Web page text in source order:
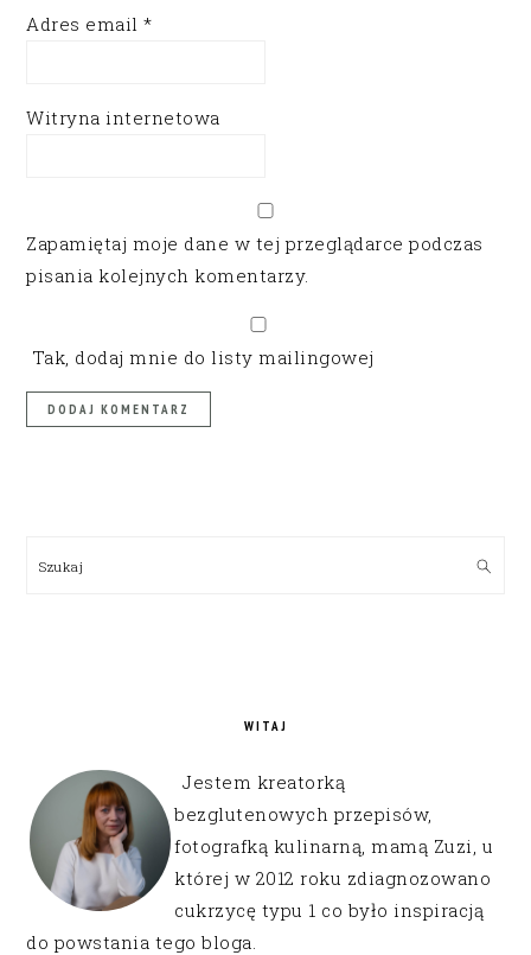
Adres email*
Witryna internetowa
Zapamiętaj moje dane w tej przeglądarce podczas
pisania kolejnych komentarzy.
Tak, dodaj mnie do listy mailingowej
Szukaj
WITAJ
Jestem kreatorką
bezglutenowych przepisów,
fotografką kulinarną, mamą Zuzi, u
której w 2012 roku zdiagnozowano
cukrzycę typu 1 co było inspiracją
do powstania tego bloga.